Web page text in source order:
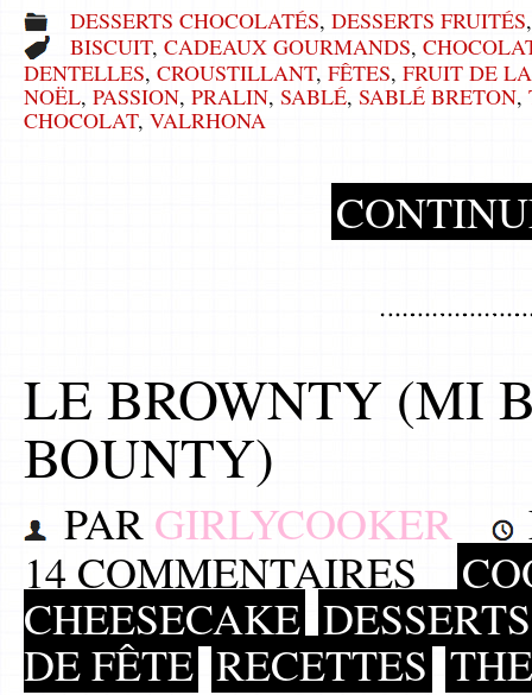
DESSERTS CHOCOLATÉS, DESSERTS FRUITÉS
BISCUIT, CADEAUX GOURMANDS,
DENTELLES, CROUSTILLANT, FÊTES, FRUIT DE
NOËL, PASSION, PRALIN, SABLÉ, SABLÉ BRETON,
CHOCOLAT, VALRHONA
LE BROWNTY (MI
BOUNTY)
PAR GIRLYCOOKER
14 COMMENTAIRES
CHEESECAKE
DE FÊTE RECETTES